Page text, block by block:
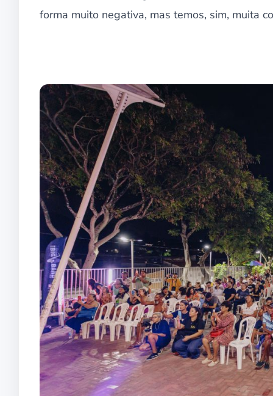
forma muito negativa, mas temos, sim, muita